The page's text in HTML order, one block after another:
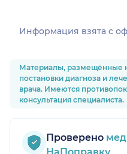
Информация взята c
Материалы, размещённые
постановки диагноза и
врача. Имеются
консультация специалиста.
Проверено